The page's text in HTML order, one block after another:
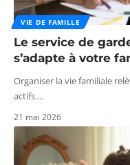
VIE DE FAMILLE
Le service de
s’adapte à votre
Organiser la vie familiale
actifs.…
21 mai 2026